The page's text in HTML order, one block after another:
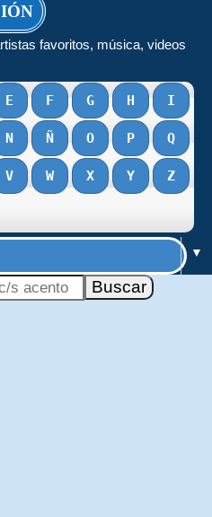
favoritos, música, videos
E F G H I
N Ñ O P Q
V W X Y Z
▼